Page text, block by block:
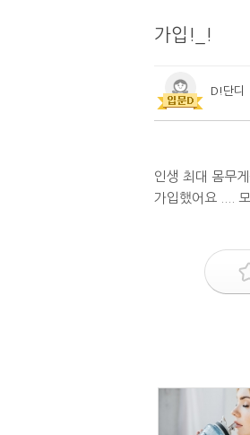
가입!_!
D!단디
인생 최대 몸무
가입했어요 ....